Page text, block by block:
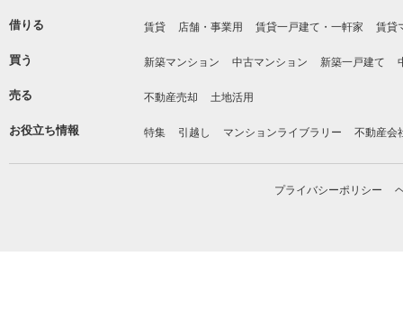
借りる 賃貸 店舗・事業用 賃貸一戸建て・一軒家 賃貸
買う 新築マンション 中古マンション 新築一戸建て
売る 不動産売却 土地活用
お役立ち情報 特集 引越し マンションライブラリー 不動産会
プライバシーポリシー